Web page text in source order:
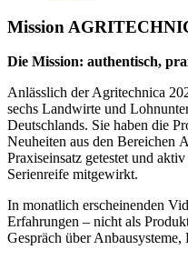
Mission
Die Mission: authentisch,
Anlässlich der Agritechnica
sechs Landwirte und
Deutschlands. Sie haben die
Neuheiten aus den Bereichen
Praxiseinsatz getestet und
Serienreife mitgewirkt.
In monatlich erscheinenden
Erfahrungen – nicht als
Gespräch über